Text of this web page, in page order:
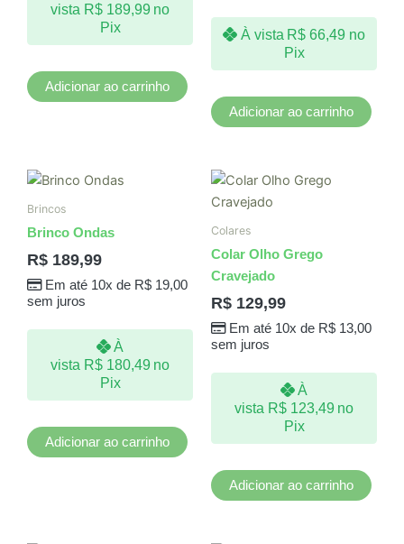
vista R$189,99 no
Pix
Adicionar ao carrinho
À vista R$ 66,49 no
Pix
Adicionar ao carrinho
Brincos
Brinco Ondas
R$ 189,99
Em até 10x de R$19,00
sem juros
À
vista R$180,49 no
Pix
Adicionar ao carrinho
Colares
Colar Olho Grego
Cravejado
R$ 129,99
Em até 10x de R$13,00
sem juros
À
vista R$123,49 no
Pix
Adicionar ao carrinho